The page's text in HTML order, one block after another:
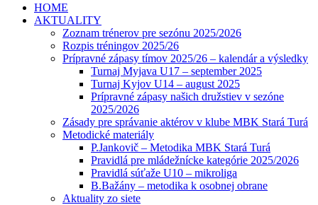
HOME
AKTUALITY
Zoznam trénerov pre sezónu 2025/2026
Rozpis tréningov 2025/26
Prípravné zápasy tímov 2025/26 – kalendár a výsledky
Turnaj Myjava U17 – september 2025
Turnaj Kyjov U14 – august 2025
Prípravné zápasy našich družstiev v sezóne
2025/2026
Zásady pre správanie aktérov v klube MBK Stará Turá
Metodické materiály
P.Jankovič – Metodika MBK Stará Turá
Pravidlá pre mládežnícke kategórie 2025/2026
Pravidlá súťaže U10 – mikroliga
B.Bažány – metodika k osobnej obrane
Aktuality zo siete